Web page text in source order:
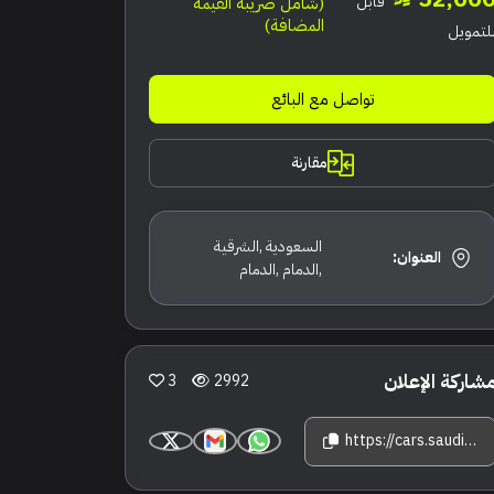
المضافة)
تواصل مع البائع
مقارنة
العنوان:
السعودية ,الشرقية
,الدمام ,الدمام
الإعلان 2992
3
https://cars.saudisale.com/listings/042fbb/2024-%D9%86%D9%8A%D8%B3%D8%A7%D9%86-%D8%B5%D9%86%D9%8A